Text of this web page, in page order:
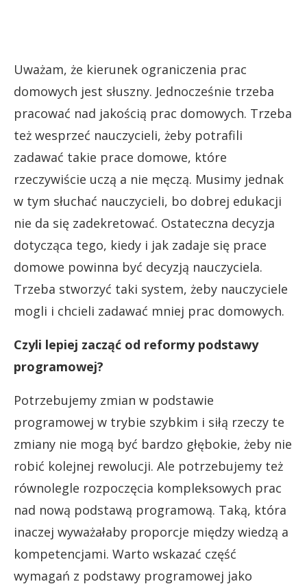
Uważam, że kierunek ograniczenia prac
domowych jest słuszny. Jednocześnie trzeba
pracować nad jakością prac domowych. Trzeba
też wesprzeć nauczycieli, żeby potrafili
zadawać takie prace domowe, które
rzeczywiście uczą a nie męczą. Musimy jednak
w tym słuchać nauczycieli, bo dobrej edukacji
nie da się zadekretować. Ostateczna decyzja
dotycząca tego, kiedy i jak zadaje się prace
domowe powinna być decyzją nauczyciela.
Trzeba stworzyć taki system, żeby nauczyciele
mogli i chcieli zadawać mniej prac domowych.
Czyli lepiej zacząć od reformy podstawy
programowej?
Potrzebujemy zmian w podstawie
programowej w trybie szybkim i siłą rzeczy te
zmiany nie mogą być bardzo głębokie, żeby nie
robić kolejnej rewolucji. Ale potrzebujemy też
równolegle rozpoczęcia kompleksowych prac
nad nową podstawą programową. Taką, która
inaczej wyważałaby proporcje między wiedzą a
kompetencjami. Warto wskazać część
wymagań z podstawy programowej jako